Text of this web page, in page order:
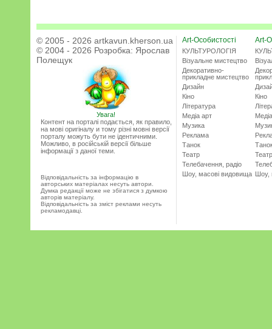
© 2005 - 2026 artkavun.kherson.ua
© 2004 - 2026 Розробка: Ярослав
Полещук
Увага!
Контент на порталі подається, як правило,
на мові оригіналу и тому різні мовні версії
порталу можуть бути не ідентичними.
Можливо, в російській версії більше
інформації з даної теми.
Відповідальність за інформацію в
авторських матеріалах несуть автори.
Думка редакції може не збігатися з думкою
авторів матеріалу.
Відповідальність за зміст реклами несуть
рекламодавці.
Art-Особистості
КУЛЬТУРОЛОГІЯ
Візуальне мистецтво
Декоративно-
прикладне мистецтво
Дизайн
Кіно
Література
Медіа арт
Музика
Реклама
Танок
Театр
Телебачення, радіо
Шоу, масові видовища
Art-
Кіно
Театр
Шоу,